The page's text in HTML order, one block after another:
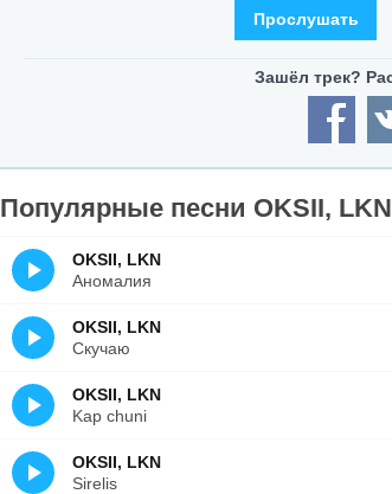
Прослушать
Популярные песни OKSII, LKN
OKSII, LKN
Аномалия
OKSII, LKN
Скучаю
OKSII, LKN
Kap chuni
OKSII, LKN
Sirelis